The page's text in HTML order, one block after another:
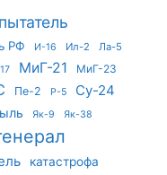
РФ И-16 Ил-2
Ла-5
МиГ-21
МиГ-23
Пе-2 Р-5 Су-24
Як-9 Як-38
катастрофа